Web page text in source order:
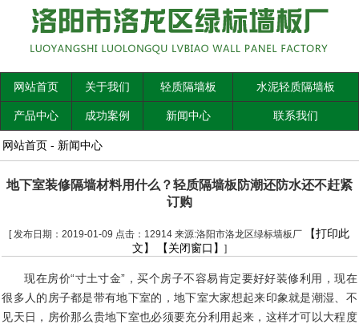
网站首页 关于我们 轻质隔墙板 水泥轻质隔墙板
产品中心 成功案例 新闻中心 联系我们
网站首页 - 新闻中心
地下室装修隔墙材料用什么？轻质隔墙板防潮还防水还不赶紧
订购
[ 发布日期：2019-01-09 点击：12914 来源:洛阳市洛龙区绿标墙板厂
【打印此
文】
【关闭窗口】 ]
现在房价“寸土寸金”，买个房子不容易肯定要好好装修利用，现在
很多人的房子都是带有地下室的，地下室大家想起来印象就是潮湿、不
见天日，房价那么贵地下室也必须要充分利用起来，这样才可以大程度